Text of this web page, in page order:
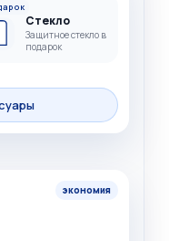
Стекло
Защитное стекло в
подарок
экономия